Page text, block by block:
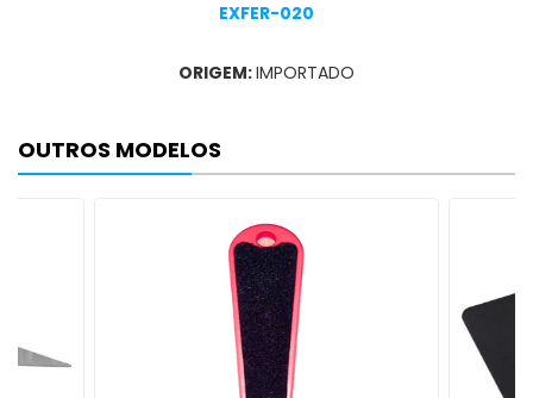
EXFER-020
ORIGEM:IMPORTADO
OUTROS MODELOS